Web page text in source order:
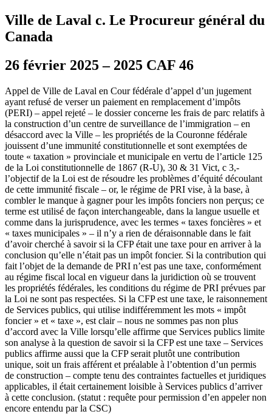
Ville de Laval c. Le Procureur général du
Canada
26 février 2025 – 2025 CAF 46
Appel de Ville de Laval en Cour fédérale d’appel d’un jugement
ayant refusé de verser un paiement en remplacement d’impôts
(PERI) – appel rejeté – le dossier concerne les frais de parc relatifs à
la construction d’un centre de surveillance de l’immigration – en
désaccord avec la Ville – les propriétés de la Couronne fédérale
jouissent d’une immunité constitutionnelle et sont exemptées de
toute « taxation » provinciale et municipale en vertu de l’article 125
de la Loi constitutionnelle de 1867 (R-U), 30 & 31 Vict, c 3,-
l’objectif de la Loi est de résoudre les problèmes d’équité découlant
de cette immunité fiscale – or, le régime de PRI vise, à la base, à
combler le manque à gagner pour les impôts fonciers non perçus; ce
terme est utilisé de façon interchangeable, dans la langue usuelle et
comme dans la jurisprudence, avec les termes « taxes foncières » et
« taxes municipales » – il n’y a rien de déraisonnable dans le fait
d’avoir cherché à savoir si la CFP était une taxe pour en arriver à la
conclusion qu’elle n’était pas un impôt foncier. Si la contribution qui
fait l’objet de la demande de PRI n’est pas une taxe, conformément
au régime fiscal local en vigueur dans la juridiction où se trouvent
les propriétés fédérales, les conditions du régime de PRI prévues par
la Loi ne sont pas respectées. Si la CFP est une taxe, le raisonnement
de Services publics, qui utilise indifféremment les mots « impôt
foncier » et « taxe », est clair – nous ne sommes pas non plus
d’accord avec la Ville lorsqu’elle affirme que Services publics limite
son analyse à la question de savoir si la CFP est une taxe – Services
publics affirme aussi que la CFP serait plutôt une contribution
unique, soit un frais afférent et préalable à l’obtention d’un permis
de construction – compte tenu des contraintes factuelles et juridiques
applicables, il était certainement loisible à Services publics d’arriver
à cette conclusion. (statut : requête pour permission d’en appeler non
encore entendu par la CSC)